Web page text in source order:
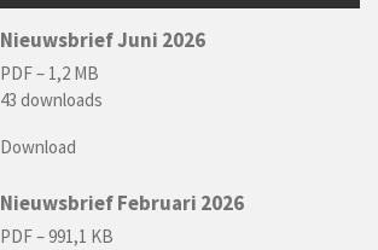
Nieuwsbrief Juni 2026
PDF – 1,2 MB
43 downloads
Download
Nieuwsbrief Februari 2026
PDF – 991,1 KB